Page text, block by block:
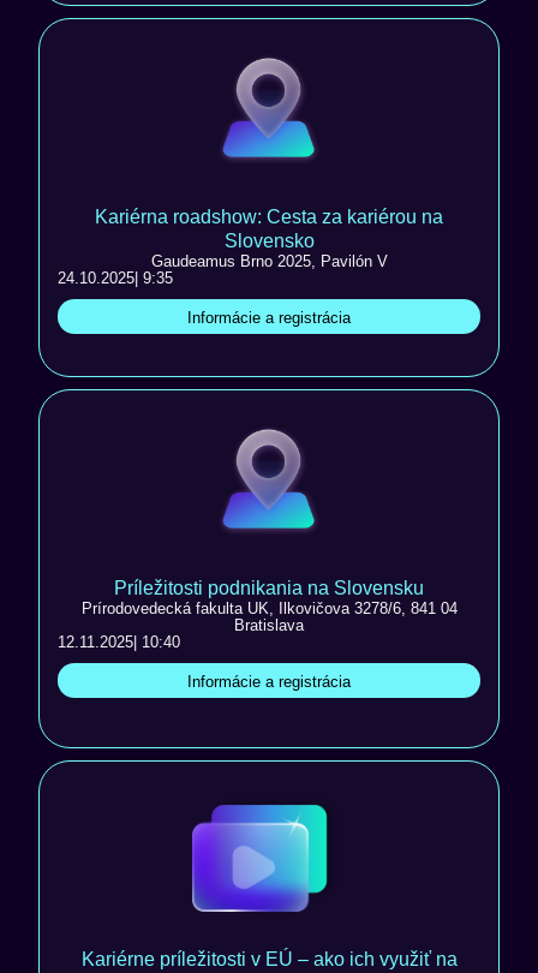
Kariérna roadshow: Cesta za kariérou na
Slovensko
Gaudeamus Brno 2025, Pavilón V
24.10.2025 | 9:35
Informácie a registrácia
Príležitosti podnikania na Slovensku
Prírodovedecká fakulta UK, Ilkovičova 3278/6, 841 04
Bratislava
12.11.2025 | 10:40
Informácie a registrácia
Kariérne príležitosti v EÚ – ako ich využiť na